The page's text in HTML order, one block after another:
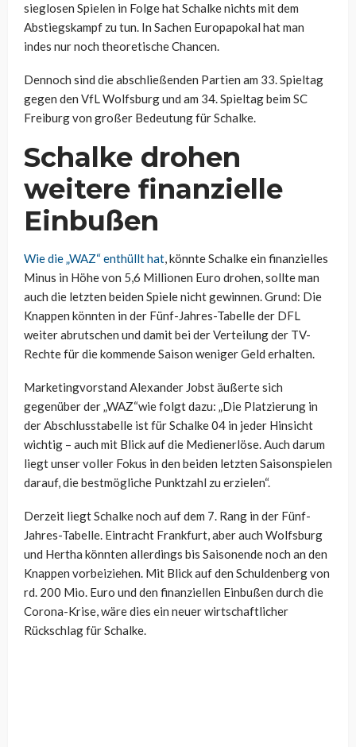
sieglosen Spielen in Folge hat Schalke nichts mit dem
Abstiegskampf zu tun. In Sachen Europapokal hat man
indes nur noch theoretische Chancen.
Dennoch sind die abschließenden Partien am 33. Spieltag
gegen den VfL Wolfsburg und am 34. Spieltag beim SC
Freiburg von großer Bedeutung für Schalke.
Schalke drohen
weitere finanzielle
Einbußen
Wie die „WAZ“ enthüllt hat, könnte Schalke ein finanzielles
Minus in Höhe von 5,6 Millionen Euro drohen, sollte man
auch die letzten beiden Spiele nicht gewinnen. Grund: Die
Knappen könnten in der Fünf-Jahres-Tabelle der DFL
weiter abrutschen und damit bei der Verteilung der TV-
Rechte für die kommende Saison weniger Geld erhalten.
Marketingvorstand Alexander Jobst äußerte sich
gegenüber der „WAZ“wie folgt dazu: „Die Platzierung in
der Abschlusstabelle ist für Schalke 04 in jeder Hinsicht
wichtig – auch mit Blick auf die Medienerlöse. Auch darum
liegt unser voller Fokus in den beiden letzten Saisonspielen
darauf, die bestmögliche Punktzahl zu erzielen“.
Derzeit liegt Schalke noch auf dem 7. Rang in der Fünf-
Jahres-Tabelle. Eintracht Frankfurt, aber auch Wolfsburg
und Hertha könnten allerdings bis Saisonende noch an den
Knappen vorbeiziehen. Mit Blick auf den Schuldenberg von
rd. 200 Mio. Euro und den finanziellen Einbußen durch die
Corona-Krise, wäre dies ein neuer wirtschaftlicher
Rückschlag für Schalke.